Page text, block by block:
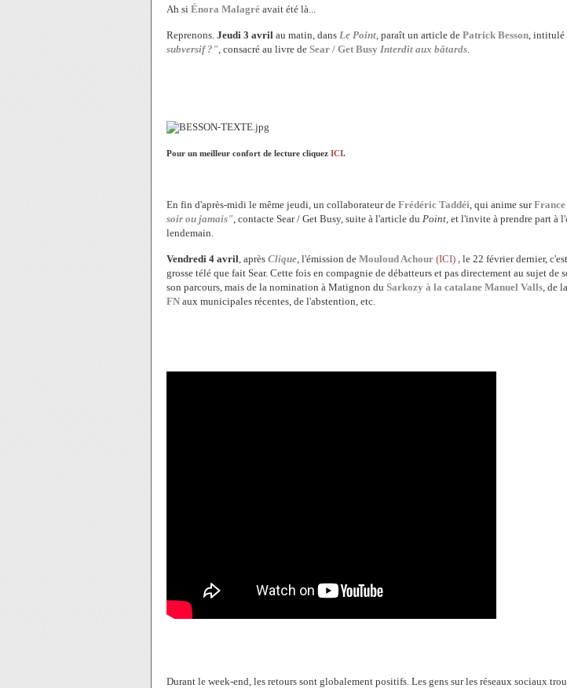
Ah si Énora Malagré avait été là...
Reprenons. Jeudi 3 avril au matin, dans Le Point, paraît un article de Patrick Besson, intitulé
subversif ?", consacré au livre de Sear / Get Busy Interdit aux bâtards.
Pour un meilleur confort de lecture cliquez ICI.
En fin d'après-midi le même jeudi, un collaborateur de Frédéric Taddéi, qui anime surFrance
soir ou jamais", contacte Sear / Get Busy, suite à l'article du Point, et l'invite à prendre part à
lendemain.
Vendredi 4 avril, après Clique, l'émission de Mouloud Achour (ICI) , le 22 février dernier,
grosse télé que fait Sear. Cette fois en compagnie de débatteurs et pas directement au sujet de
son parcours, mais de la nomination à Matignon du Sarkozy à la catalane Manuel Valls, de
FN aux municipales récentes, de l'abstention, etc.
Durant le week-end, les retours sont globalement positifs. Les gens sur les réseaux sociaux